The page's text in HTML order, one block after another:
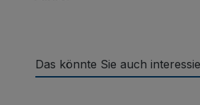
Das könnte Sie auch